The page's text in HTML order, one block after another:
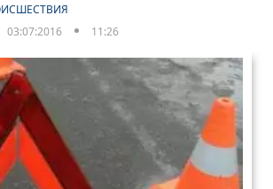
03:07:2016 11:26